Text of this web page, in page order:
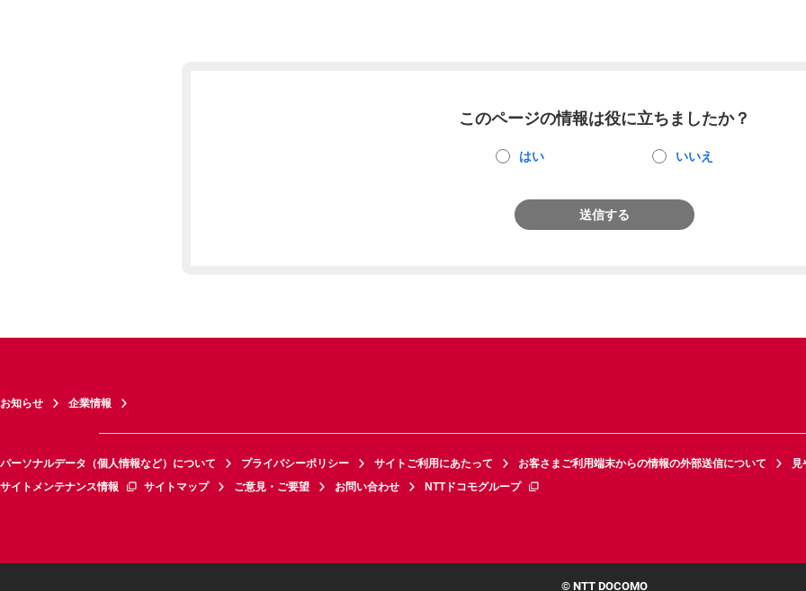
このページの情報は役に立ちましたか？
はい いいえ
送信する
お知らせ 企業情報
パーソナルデータ（個人情報など）について プライバシーポリシー サイトご利用にあたって お客さまご利用端末からの情報の外部送信について
見
サイトメンテナンス情報
サイトマップ ご意見・ご要望 お問い合わせ NTTドコモグループ
© NTT DOCOMO